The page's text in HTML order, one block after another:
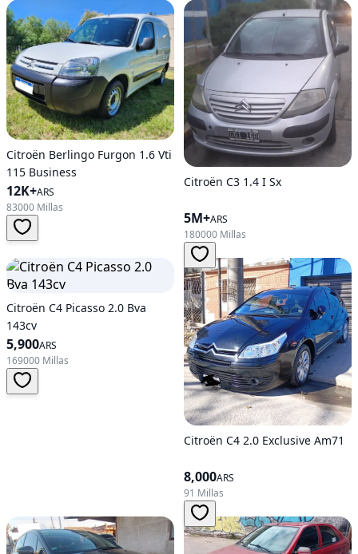
Citroën Berlingo Furgon 1.6 Vti
115 Business
12K+ARS
83000 Millas
Citroën C3 1.4 I Sx
5M+ARS
180000 Millas
Citroën C4 Picasso 2.0 Bva
143cv
5,900ARS
169000 Millas
Citroën C4 2.0 Exclusive Am71
8,000ARS
91 Millas